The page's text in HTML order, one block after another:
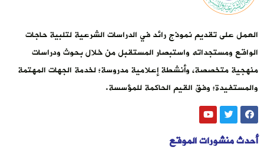
العمل على تقديم نموذج رائد في الدراسات الشرعية لتلبية حاجات
الواقع ومستجداته واستبصار المستقبل من خلال بحوث ودراسات
منهجية متخصصة، وأنشطة إعلامية مدروسة؛ لخدمة الجهات المهتمة
والمستفيدة؛ وفق القيم الحاكمة للمؤسسة.
أحدث منشورات الموقع